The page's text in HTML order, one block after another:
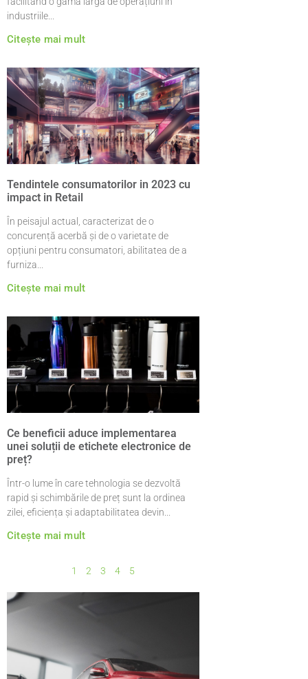
industriile
Citește mai mult
Tendintele consumatorilor in 2023 cu
impact in Retail
În peisajul actual, caracterizat de o
concurență acerbă și de o varietate de
opțiuni pentru consumatori, abilitatea de a
furniza
Citește mai mult
Ce beneficii aduce implementarea
unei soluții de etichete electronice de
preț?
Într-o lume în care tehnologia se dezvoltă
rapid și schimbările de preț sunt la ordinea
zilei, eficiența și adaptabilitatea devin
Citește mai mult
1 2 3 4 5